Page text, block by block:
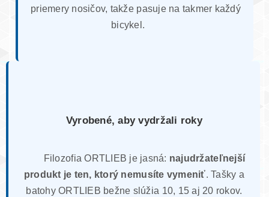
priemery nosičov, takže pasuje na takmer každý
bicykel.
Vyrobené, aby vydržali roky
Filozofia ORTLIEB je jasná: najudržateľnejší
produkt je ten, ktorý nemusíte vymeniť. Tašky a
batohy ORTLIEB bežne slúžia 10, 15 aj 20 rokov.